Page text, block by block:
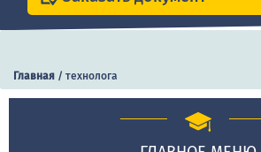
Главная / технолога